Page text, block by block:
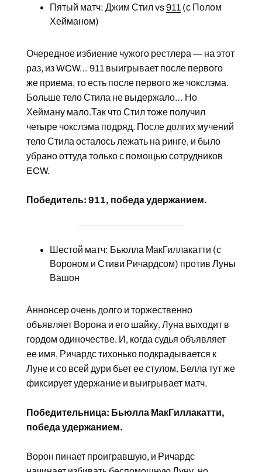
Пятый матч: Джим Стил vs911(с Полом
Хейманом)
Очередное избиение чужого рестлера — на этот
раз, из WCW… 911 выигрывает после первого
же приема, то есть после первого же чокслэма.
Больше тело Стила не выдержало… Но
Хейману мало.Так что Стил тоже получил
четыре чокслэма подряд. После долгих мучений
тело Стила осталось лежать на ринге, и было
убрано оттуда только с помощью сотрудников
ECW.
Победитель: 911, победа удержанием.
Шестой матч: Бьюлла МакГиллакатти (с
Вороном и Стиви Ричардсом) против Луны
Вашон
Аннонсер очень долго и торжественно
объявляет Ворона и его шайку. Луна выходит в
гордом одиночестве. И, когда судья объявляет
ее имя, Ричардс тихонько подкрадывается к
Луне и со всей дури бьет ее стулом. Белла тут же
фиксирует удержание и выигрывает матч.
Победительница: Бьюлла МакГиллакатти,
победа удержанием.
Ворон пинает проигравшую, и Ричардс